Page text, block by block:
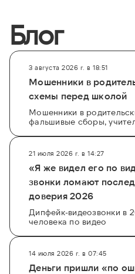
Блог
3 августа 2026 г. в 18:51
Мошенники в
схемы перед школой
Мошенники в
фальшивые сборы,
21 июля 2026 г. в 14:27
«Я же видел его по
звонки ломают
доверия 2026
Дипфейк-видеозвонки в
человека по видео
14 июля 2026 г. в 07:45
Деньги пришли «по